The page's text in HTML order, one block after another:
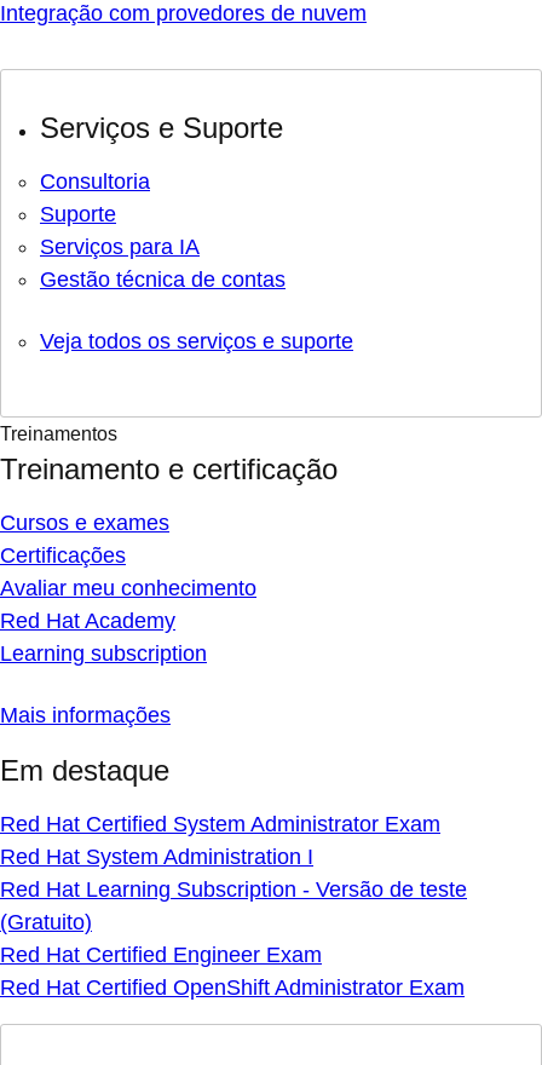
Integração com provedores de nuvem
Serviços e Suporte
Consultoria
Suporte
Serviços para IA
Gestão técnica de contas
Veja todos os serviços e suporte
Treinamentos
Treinamento e certificação
Cursos e exames
Certificações
Avaliar meu conhecimento
Red Hat Academy
Learning subscription
Mais informações
Em destaque
Red Hat Certified System Administrator Exam
Red Hat System Administration I
Red Hat Learning Subscription - Versão de teste
(Gratuito)
Red Hat Certified Engineer Exam
Red Hat Certified OpenShift Administrator Exam